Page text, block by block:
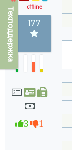
Техподдержка offline
177
3 1